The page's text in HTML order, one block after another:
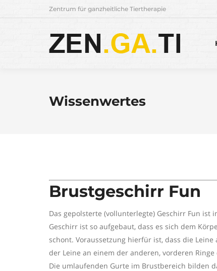
Zentrum für ganzheitliche Tiertherapie
Wissenwertes
Brustgeschirr Fun
Das gepolsterte (vollunterlegte) Geschirr Fun
Geschirr ist so aufgebaut, dass es sich dem
schont. Voraussetzung hierfür ist, dass die
der Leine an einem der anderen, vorderen
Die umlaufenden Gurte im Brustbereich bilden